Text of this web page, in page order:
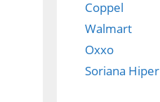
Coppel
Walmart
Oxxo
Soriana Hiper